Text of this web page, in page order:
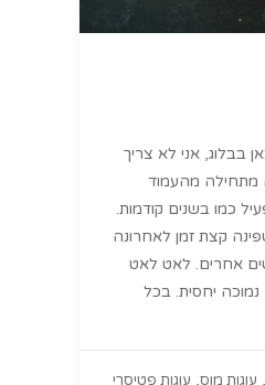
בבלוג, אני לא צריך
מתחילה מהעמוד
כמו בשנים קודמות.
קצת זמן לאחרונה
אחרים. לאט לאט
יחסית. בכל
, עוגות מוס, עוגות פטיסרי